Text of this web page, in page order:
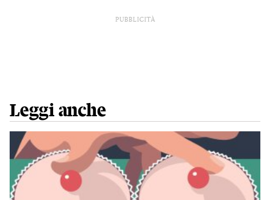
PUBBLICITÀ
Leggi anche